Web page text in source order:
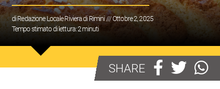
diRedazione Locale Riviera di Rimini/// Ottobre 2, 2025
Tempo stimato di lettura:2minuti
SHARE